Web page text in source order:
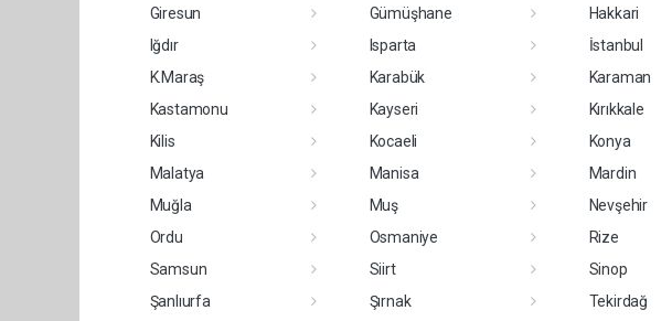
Giresun
Gümüşhane Hakkari
Iğdır
Isparta İstanbul
K.Maraş
Karabük Karaman
Kastamonu
Kayseri Kırıkkale
Kilis
Kocaeli Konya
Malatya
Manisa Mardin
Muğla
Muş Nevşehir
Ordu
Osmaniye Rize
Samsun
Siirt Sinop
Şanlıurfa
Şırnak Tekirdağ